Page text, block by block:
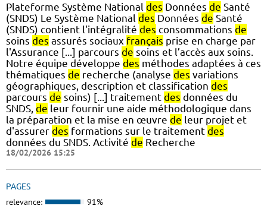
Plateforme Système National des Données de Santé
(SNDS) Le Système National des Données de Santé
(SNDS) contient l'intégralité des consommations de
soins des assurés sociaux français prise en charge par
l'Assurance [...] parcours de soins et l’accès aux soins.
Notre équipe développe des méthodes adaptées à ces
thématiques de recherche (analyse des variations
géographiques, description et classification des
parcours de soins) [...] traitement des données du
SNDS, de leur fournir une aide méthodologique dans
la préparation et la mise en œuvre de leur projet et
d'assurer des formations sur le traitement des
données du SNDS. Activité de Recherche
18/02/2026 15:25
PAGES
relevance: 91%